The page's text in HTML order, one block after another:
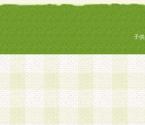
お問い合わせ・ご相談への
子